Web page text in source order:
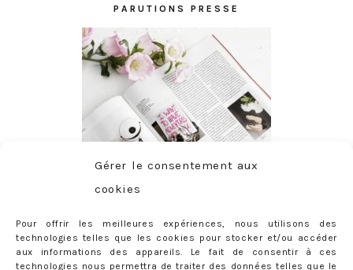
Gérer le consentement aux
cookies
Pour offrir les meilleures expériences, nous utilisons des
technologies telles que les cookies pour stocker et/ou accéder
aux informations des appareils. Le fait de consentir à ces
technologies nous permettra de traiter des données telles que le
PARUTIONS PRESSE